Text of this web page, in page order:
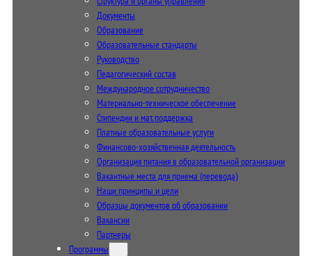
Документы
Образование
Образовательные стандарты
Руководство
Педагогический состав
Международное сотрудничество
Материально-техническое обеспечение
Стипендии и мат. поддержка
Платные образовательные услуги
Финансово-хозяйственная деятельность
Организация питания в образовательной организации
Вакантные места для приема (перевода)
Наши принципы и цели
Образцы документов об образовании
Вакансии
Партнеры
Программы